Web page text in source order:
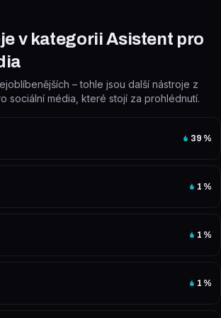
v kategorii Asistent pro
– tohle jsou další nástroje z
sociální média, které stojí za prohlédnutí.
39 %
1 %
1 %
1 %